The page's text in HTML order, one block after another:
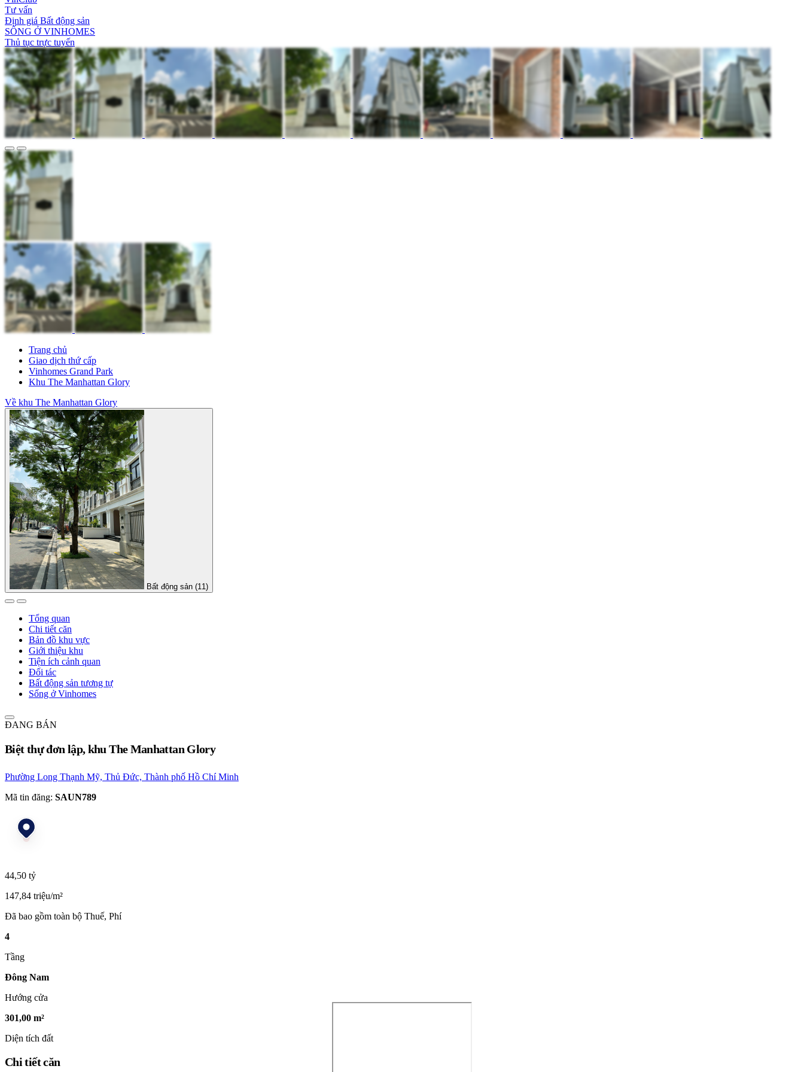
Tư vấn
Định giá Bất động sản
SỐNG Ở VINHOMES
Thủ tục trực tuyến
Trang chủ
Giao dịch thứ cấp
Vinhomes Grand Park
Khu The Manhattan Glory
Về khu The Manhattan Glory
Bất động sản (11)
Tổng quan
Chi tiết căn
Bản đồ khu vực
Giới thiệu khu
Tiện ích cảnh quan
Đối tác
Bất động sản tương tự
Sống ở Vinhomes
ĐANG BÁN
Biệt thự đơn lập, khu The Manhattan Glory
Phường Long Thạnh Mỹ, Thủ Đức, Thành phố Hồ Chí Minh
Mã tin đăng: SAUN789
44,50 tỷ
147,84 triệu/m²
Đã bao gồm toàn bộ Thuế, Phí
4
Tầng
Đông Nam
Hướng cửa
301,00 m²
Diện tích đất
Chi tiết căn